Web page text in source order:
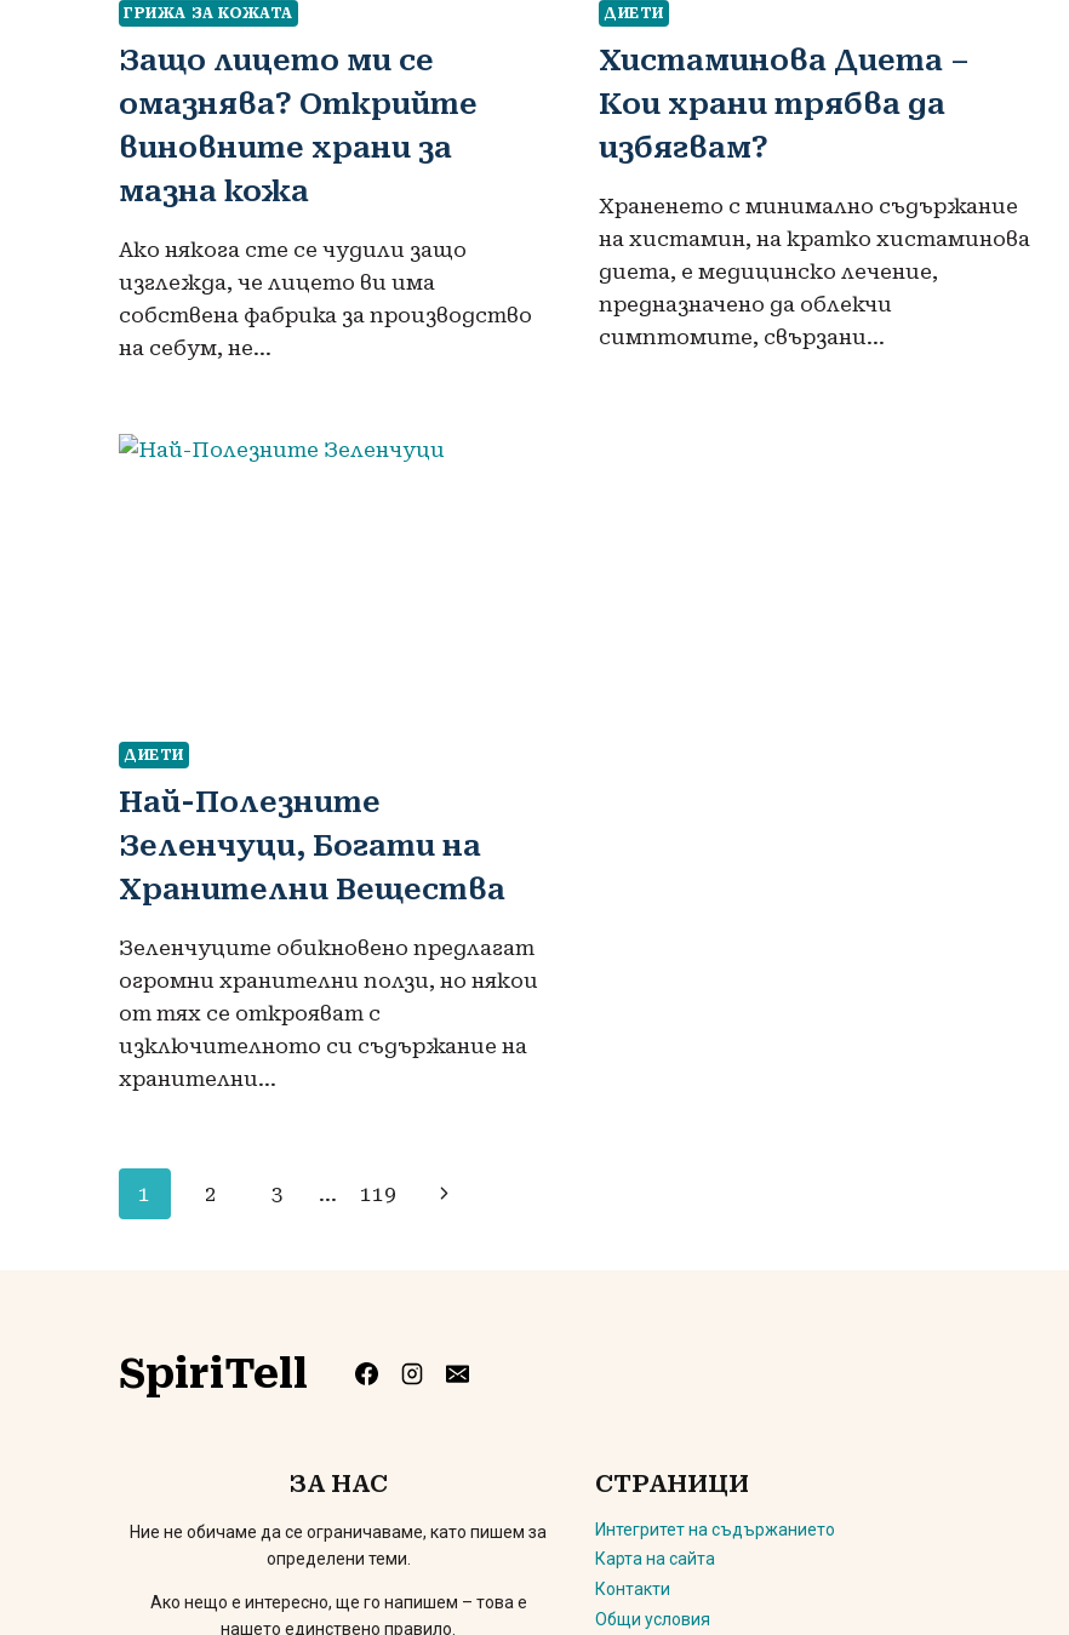
ГРИЖА ЗА КОЖАТА
Защо лицето ми се
омазнява? Открийте
виновните храни за
мазна кожа
Ако някога сте се чудили защо
изглежда, че лицето ви има
собствена фабрика за производство
на себум, не…
ДИЕТИ
Хистаминова Диета –
Кои храни трябва да
избягвам?
Храненето с минимално съдържание
на хистамин, на кратко хистаминова
диета, е медицинско лечение,
предназначено да облекчи
симптомите, свързани…
ДИЕТИ
Най-Полезните
Зеленчуци, Богати на
Хранителни Вещества
Зеленчуците обикновено предлагат
огромни хранителни ползи, но някои
от тях се открояват с
изключителното си съдържание на
хранителни…
Навигация
1 2 3 … 119
Следваща
SpiriTell
ЗА НАС
Ние не обичаме да се ограничаваме, като пишем за
определени теми.
Ако нещо е интересно, ще го напишем – това е
нашето единствено правило.
СТРАНИЦИ
Интегритет на съдържанието
Карта на сайта
Контакти
Общи условия